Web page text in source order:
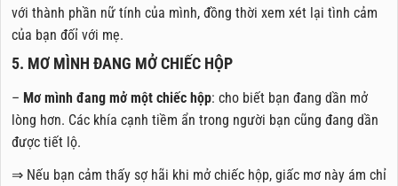
với thành phần nữ tính của mình, đồng thời xem xét lại tình cảm
của bạn đốỉ với mẹ.
5. MƠ MÌNH ĐANG MỞ CHIẾC HỘP
– Mơ mình đang mở một chiếc hộp: cho biết bạn đang dần mở
lòng hơn. Các khía cạnh tiềm ẩn trong người bạn cũng đang dần
được tiết lộ.
⇒ Nếu bạn cảm thấy sợ hãi khi mở chiếc hộp, giấc mơ này ám chỉ